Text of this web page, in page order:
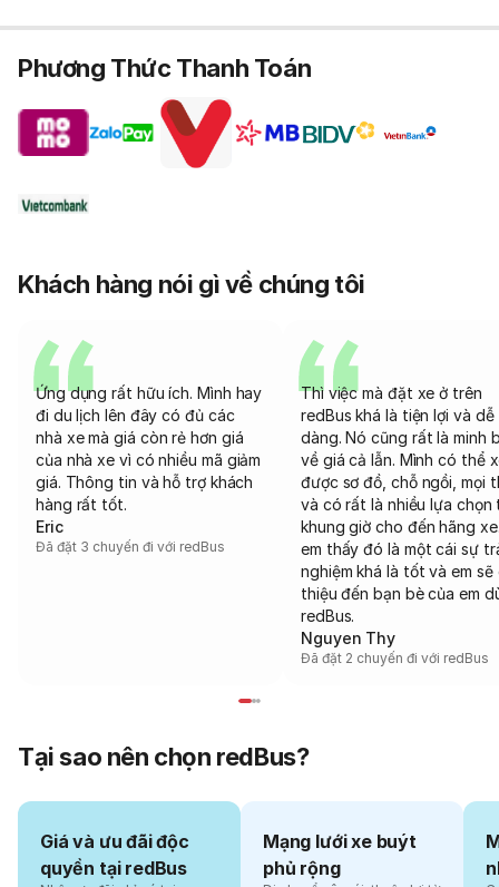
Phương Thức Thanh Toán
Khách hàng nói gì về chúng tôi
Ứng dụng rất hữu ích. Mình hay
đi du lịch lên đây có đủ các
nhà xe mà giá còn rẻ hơn giá
của nhà xe vì có nhiều mã giảm
giá. Thông tin và hỗ trợ khách
hàng rất tốt.
Eric
Đã đặt 3 chuyến đi với redBus
Thì việc mà đặt xe ở trên
redBus khá là tiện lợi và dễ
dàng. Nó cũng rất là minh
về giá cả lẫn. Mình có thể
được sơ đồ, chỗ ngồi, mọi
và có rất là nhiều lựa chọn
khung giờ cho đến hãng
em thấy đó là một cái sự
nghiệm khá là tốt và em sẽ
thiệu đến bạn bè của em
redBus.
Nguyen Thy
Đã đặt 2 chuyến đi với redBus
Tại sao nên chọn redBus?
Giá và ưu đãi độc
quyền tại redBus
Mạng lưới xe buýt
phủ rộng